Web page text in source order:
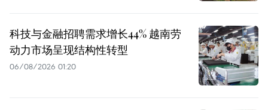
科技与金融招聘需求增长44% 越南劳
动力市场呈现结构性转型
06/08/2026 01:20